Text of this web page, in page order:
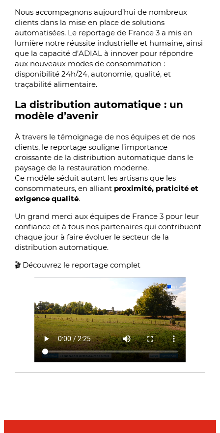
Nous accompagnons aujourd’hui de nombreux
clients dans la mise en place de solutions
automatisées. Le reportage de France 3 a mis en
lumière notre réussite industrielle et humaine, ainsi
que la capacité d’ADIAL à innover pour répondre
aux nouveaux modes de consommation :
disponibilité 24h/24, autonomie, qualité, et
traçabilité alimentaire.
La distribution automatique : un
modèle d’avenir
À travers le témoignage de nos équipes et de nos
clients, le reportage souligne l’importance
croissante de la distribution automatique dans le
paysage de la restauration moderne.
Ce modèle séduit autant les artisans que les
consommateurs, en alliant proximité, praticité et
exigence qualité.
Un grand merci aux équipes de France 3 pour leur
confiance et à tous nos partenaires qui contribuent
chaque jour à faire évoluer le secteur de la
distribution automatique.
🎬 Découvrez le reportage complet